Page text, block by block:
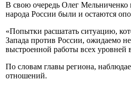
В свою очередь Олег Мельниченко
народа России были и остаются
«Попытки расшатать ситуацию,
Запада против России, ожидаемо
выстроенной работы всех уровней
По словам главы региона,
отношений.